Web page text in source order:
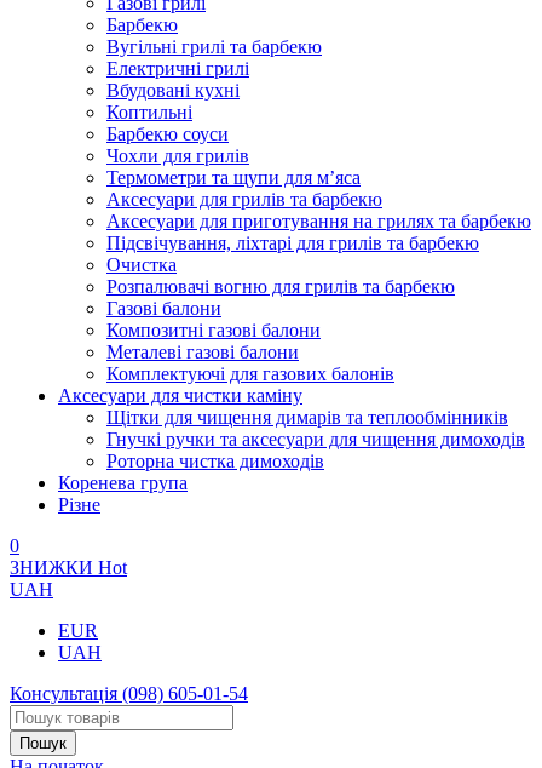
Барбекю
Вугільні грилі та барбекю
Електричні грилі
Вбудовані кухні
Коптильні
Барбекю соуси
Чохли для грилів
Термометри та щупи для м’яса
Аксесуари для грилів та барбекю
Аксесуари для приготування на грилях та барбекю
Підсвічування, ліхтарі для грилів та барбекю
Очистка
Розпалювачі вогню для грилів та барбекю
Газові балони
Композитні газові балони
Металеві газові балони
Комплектуючі для газових балонів
Аксесуари для чистки каміну
Щітки для чищення димарів та теплообмінників
Гнучкі ручки та аксесуари для чищення димоходів
Роторна чистка димоходів
Коренева група
Різне
0
ЗНИЖКИ Hot
UAH
EUR
UAH
Консультація (098) 605-01-54